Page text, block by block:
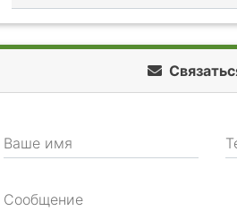
Ваше имя
Сообщение